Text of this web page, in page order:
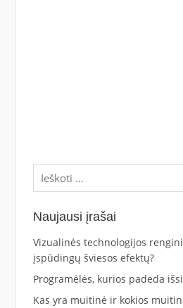
Ieškoti:
Naujausi įrašai
Vizualinės technologijos
įspūdingų šviesos efektų?
Programėlės, kurios padeda
Kas yra muitinė ir kokios